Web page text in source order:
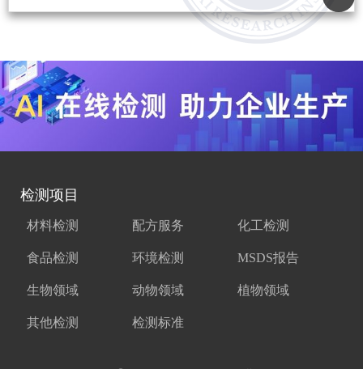
检测项目
材料检测 配方服务 化工检测
食品检测 环境检测 MSDS报告
生物领域 动物领域 植物领域
其他检测 检测标准